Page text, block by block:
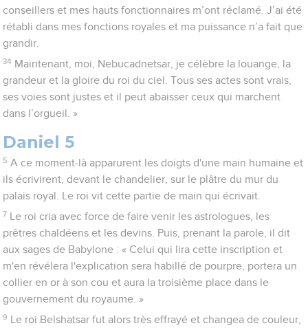
conseillers et mes hauts fonctionnaires m’ont réclamé. J’ai été
rétabli dans mes fonctions royales et ma puissance n’a fait que
grandir.
34 Maintenant, moi, Nebucadnetsar, je célèbre la louange, la
grandeur et la gloire du roi du ciel. Tous ses actes sont vrais,
ses voies sont justes et il peut abaisser ceux qui marchent
dans l’orgueil. »
Daniel 5
5 A ce moment-là apparurent les doigts d'une main humaine et
ils écrivirent, devant le chandelier, sur le plâtre du mur du
palais royal. Le roi vit cette partie de main qui écrivait.
7
Le roi cria avec force de faire venir les astrologues, les
prêtres chaldéens et les devins. Puis, prenant la parole, il dit
aux sages de Babylone : « Celui qui lira cette inscription et
m'en révélera l'explication sera habillé de pourpre, portera un
collier en or à son cou et aura la troisième place dans le
gouvernement du royaume. »
9
Le roi Belshatsar fut alors très effrayé et changea de couleur,